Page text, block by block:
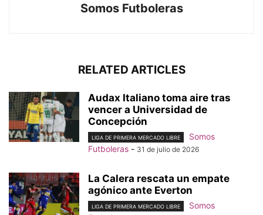
Somos Futboleras
RELATED ARTICLES
Audax Italiano toma aire tras
vencer a Universidad de
Concepción
LIGA DE PRIMERA MERCADO LIBRE
Somos
Futboleras - 31 de julio de 2026
La Calera rescata un empate
agónico ante Everton
LIGA DE PRIMERA MERCADO LIBRE
Somos